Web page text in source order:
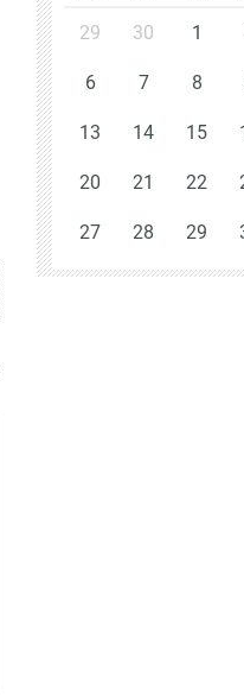
29
30 1
6 7 8
13 14 15
20 21 22
27 28 29